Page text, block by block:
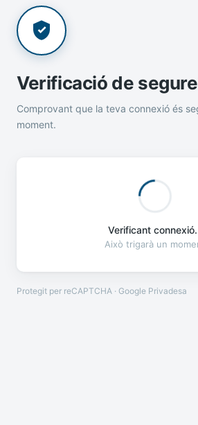
Verificació de
Comprovant que la teva connexió és
moment.
Verificant
Això trigarà un
Protegit per reCAPTCHA · Google Privadesa